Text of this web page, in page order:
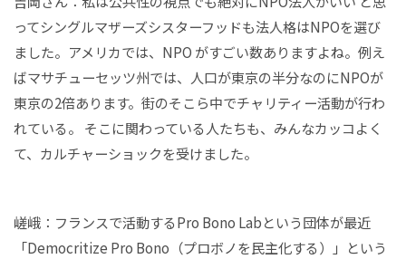
ってシングルマザーズシスターフッドも法人格はNPOを選び
ました。アメリカでは、NPO がすごい数ありますよね。例え
ばマサチューセッツ州では、人口が東京の半分なのにNPOが
東京の2倍あります。街のそこら中でチャリティー活動が行わ
れている。 そこに関わっている人たちも、みんなカッコよく
て、カルチャーショックを受けました。
嵯峨：フランスで活動するPro Bono Labという団体が最近
「Democritize Pro Bono（プロボノを民主化する）」という